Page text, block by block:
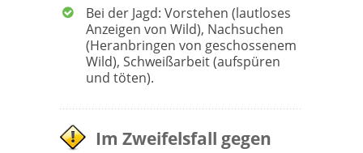
Bei der Jagd: Vorstehen (lautloses
Anzeigen von Wild), Nachsuchen
(Heranbringen von geschossenem
Wild), Schweißarbeit (aufspüren
und töten).
Im Zweifelsfall gegen